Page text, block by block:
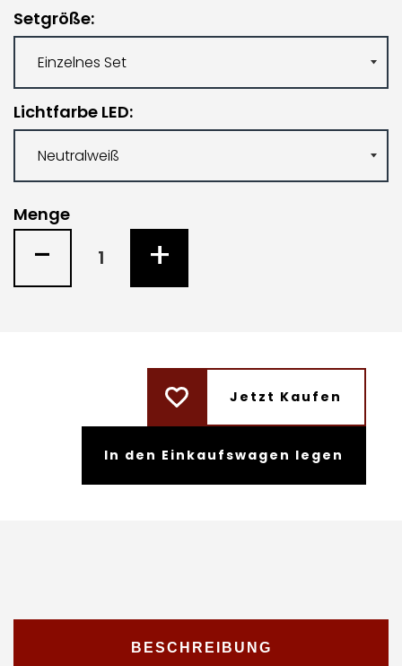
Setgröße
Lichtfarbe LED
Menge
- +
Jetzt Kaufen
In den Einkaufswagen legen
BESCHREIBUNG